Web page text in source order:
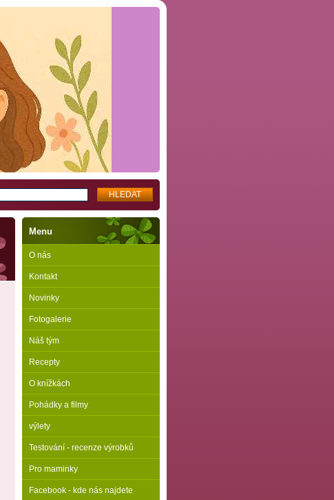
Menu
O nás
Kontakt
Novinky
Fotogalerie
Náš tým
Recepty
O knížkách
Pohádky a filmy
výlety
Testování - recenze výrobků
Pro maminky
Facebook - kde nás najdete